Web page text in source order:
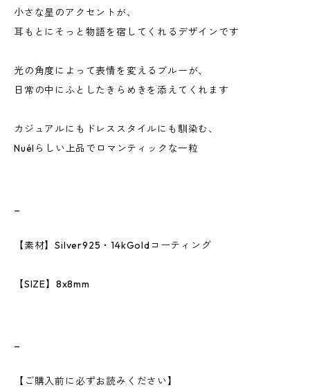
小さな星のアクセントが、
耳もとにそっと物語を宿してくれるデザインです
光の角度によって表情を変えるブルーが、
日常の中にふとしたきらめきを添えてくれます
カジュアルにもドレススタイルにも馴染む、
Nuélらしい上品でロマンティックな一粒
【素材】Silver925・14kGoldコーティング
【SIZE】8x8mm
【ご購入前に必ずお読みください】